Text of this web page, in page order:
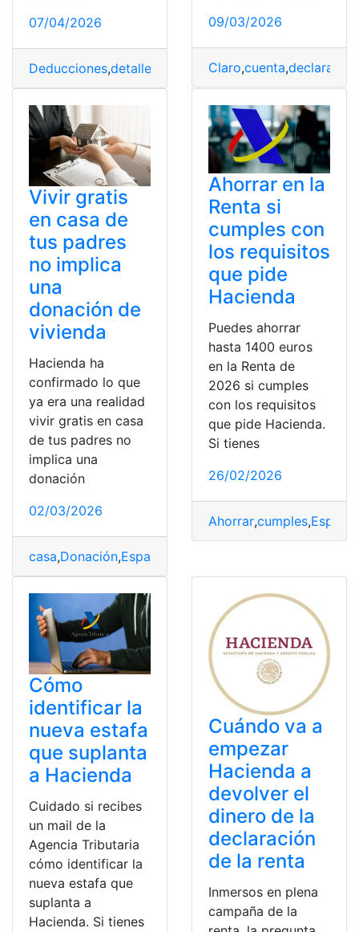
07/04/2026
Deducciones,detalle Hacienda,vigilar
09/03/2026
Claro,cuenta,declarar
Vivir gratis
en casa de
tus padres
no implica
una
donación de
vivienda
Hacienda ha
confirmado lo que
ya era una realidad
vivir gratis en casa
de tus padres no
implica una
donación
02/03/2026
casa,Donación,España
Ahorrar en la
Renta si
cumples con
los requisitos
que pide
Hacienda
Puedes ahorrar
hasta 1400 euros
en la Renta de
2026 si cumples
con los requisitos
que pide Hacienda.
Si tienes
26/02/2026
Ahorrar,cumples,España
Cómo
identificar la
nueva estafa
que suplanta
a Hacienda
Cuidado si recibes
un mail de la
Agencia Tributaria
cómo identificar la
nueva estafa que
suplanta a
Hacienda. Si tienes
Cuándo va a
empezar
Hacienda a
devolver el
dinero de la
declaración
de la renta
Inmersos en plena
campaña de la